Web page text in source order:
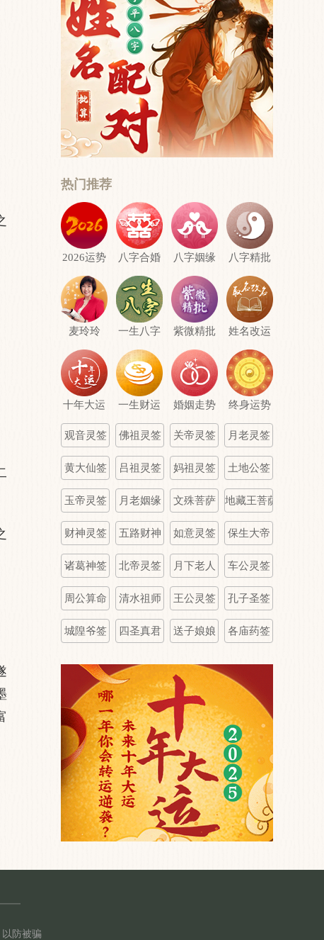
热门推荐
2026运势 八字合婚 八字姻缘 八字精批
麦玲玲 一生八字 紫微精批 姓名改运
十年大运 一生财运 婚姻走势 终身运势
观音灵签 佛祖灵签 关帝灵签 月老灵签
黄大仙签 吕祖灵签 妈祖灵签 土地公签
玉帝灵签 月老姻缘 文殊菩萨 地藏王菩萨
财神灵签 五路财神 如意灵签 保生大帝
诸葛神签 北帝灵签 月下老人 车公灵签
周公算命 清水祖师 王公灵签 孔子圣签
城隍爷签 四圣真君 送子娘娘 各庙药签
防被骗